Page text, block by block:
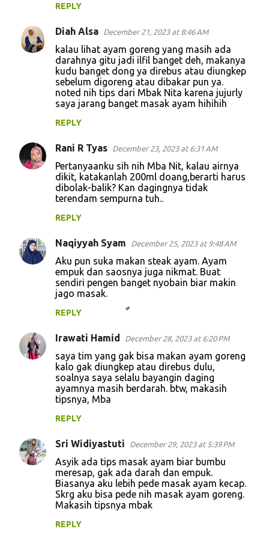
REPLY
Diah Alsa December 21, 2023 at 8:46 AM
kalau lihat ayam goreng yang masih ada
darahnya gitu jadi ilfil banget deh, makanya
kudu banget dong ya direbus atau diungkep
sebelum digoreng atau dibakar pun ya.
noted nih tips dari Mbak Nita karena jujurly
saya jarang banget masak ayam hihihih
REPLY
Rani R Tyas December 23, 2023 at 6:31 AM
Pertanyaanku sih nih Mba Nit, kalau airnya
dikit, katakanlah 200ml doang,berarti harus
dibolak-balik? Kan dagingnya tidak
terendam sempurna tuh..
REPLY
Naqiyyah Syam December 25, 2023 at 9:48 AM
Aku pun suka makan steak ayam. Ayam
empuk dan saosnya juga nikmat. Buat
sendiri pengen banget nyobain biar makin
jago masak.
REPLY
Irawati Hamid December 28, 2023 at 6:20 PM
saya tim yang gak bisa makan ayam goreng
kalo gak diungkep atau direbus dulu,
soalnya saya selalu bayangin daging
ayamnya masih berdarah. btw, makasih
tipsnya, Mba
REPLY
Sri Widiyastuti December 29, 2023 at 5:39 PM
Asyik ada tips masak ayam biar bumbu
meresap, gak ada darah dan empuk.
Biasanya aku lebih pede masak ayam kecap.
Skrg aku bisa pede nih masak ayam goreng.
Makasih tipsnya mbak
REPLY